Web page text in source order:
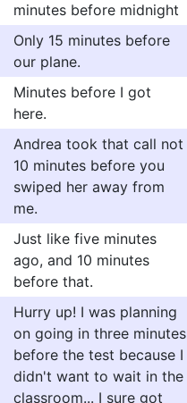
minutes before midnight
Only 15 minutes before
our plane.
Minutes before I got
here.
Andrea took that call not
10 minutes before you
swiped her away from
me.
Just like five minutes
ago, and 10 minutes
before that.
Hurry up! I was planning
on going in three minutes
before the test because I
didn't want to wait in the
classroom... I sure got